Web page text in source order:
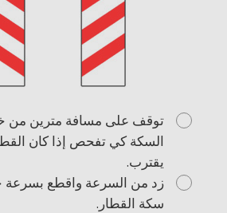
توقف على مسافة مترين من
السكة كي تفحص إذا كان
يقترب.
زد من السرعة واقطع
سكة القطار.